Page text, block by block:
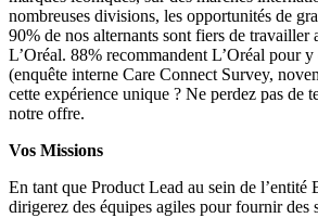
nombreuses divisions, les opportunités de
90% de nos alternants sont fiers de travailler
L’Oréal. 88% recommandent L’Oréal pour
(enquête interne Care Connect Survey,
cette expérience unique ? Ne perdez pas de
notre offre.
Vos Missions
En tant que Product Lead au sein de l’entité
dirigerez des équipes agiles pour fournir des